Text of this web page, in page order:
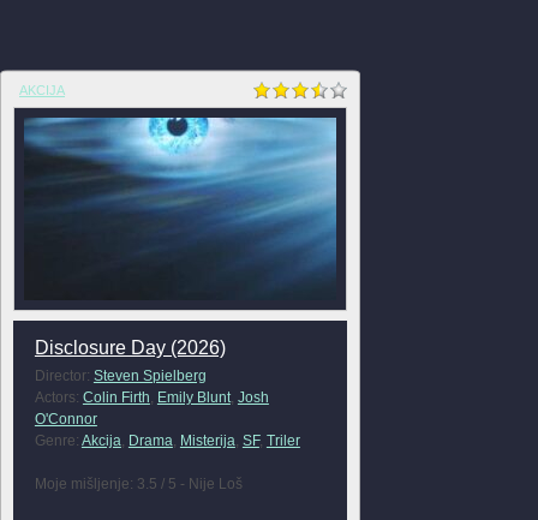
AKCIJA
Disclosure Day (2026)
Director: Steven Spielberg
Actors: Colin Firth, Emily Blunt, Josh
O'Connor
Genre: Akcija, Drama, Misterija, SF, Triler
Moje mišljenje: 3.5 / 5 - Nije Loš